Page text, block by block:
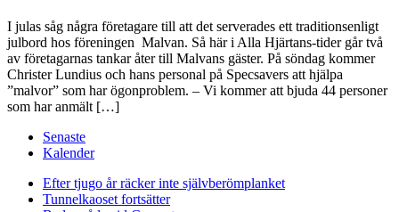
I julas såg några företagare till att det serverades ett traditionsenligt
julbord hos föreningen Malvan. Så här i Alla Hjärtans-tider går två
av företagarnas tankar åter till Malvans gäster. På söndag kommer
Christer Lundius och hans personal på Specsavers att hjälpa
”malvor” som har ögonproblem. – Vi kommer att bjuda 44 personer
som har anmält […]
Senaste
Kalender
Efter tjugo år räcker inte självberömplanket
Tunnelkaoset fortsätter